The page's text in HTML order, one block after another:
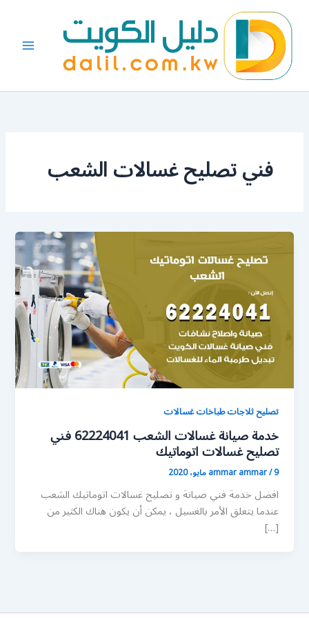
المحتوى
فني تصليح غسالات الشعب
تصليح ثلاجات طباخات غسالات
خدمة صيانة غسالات الشعب 62224041 فني
تصليح غسالات اتوماتيك
ammar ammar/9 مايو، 2020
افضل خدمة فني صيانة و تصليح غسالات اتوماتيك الشعب
عندما يتعلق الأمر بالغسيل ، يمكن أن يكون هناك الكثير من
[…]